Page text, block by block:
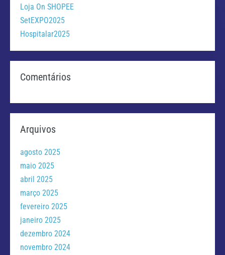
Loja On SHOPEE
SetEXPO2025
Hospitalar2025
Comentários
Arquivos
agosto 2025
maio 2025
abril 2025
março 2025
fevereiro 2025
janeiro 2025
dezembro 2024
novembro 2024